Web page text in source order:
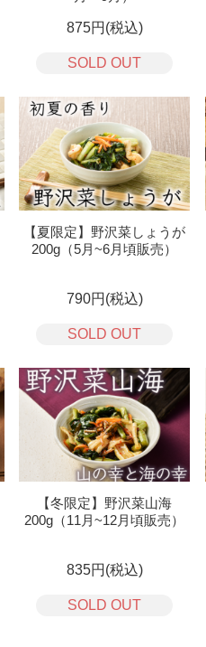
875円(税込)
SOLD OUT
【夏限定】野沢菜しょうが
200g（5月~6月頃販売）
790円(税込)
SOLD OUT
【冬限定】野沢菜山海
200g（11月~12月頃販売）
835円(税込)
SOLD OUT